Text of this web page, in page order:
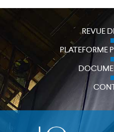
REVUE
PLATEFORME